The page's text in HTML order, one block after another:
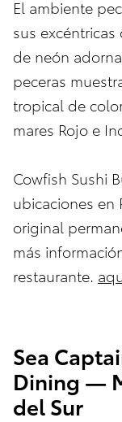
El ambiente
sus
de neón
peceras
tropical de
mares Rojo e
Cowfish Sushi
ubicaciones en
original
más
restaurante.
Sea
Dining —
del Sur